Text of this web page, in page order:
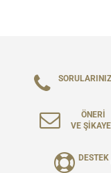
SORULARINIZ
ÖNERI
VE
DESTEK